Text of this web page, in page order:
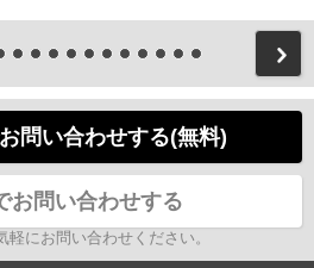
問い合わせする(無料)
お問い合わせする
軽にお問い合わせください。